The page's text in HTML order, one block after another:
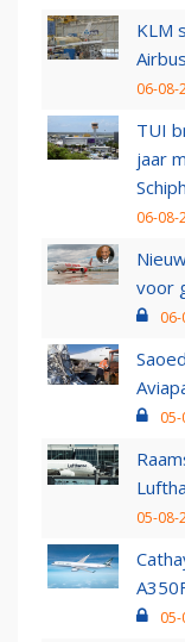
KLM
06-08-
TUI
jaar
06-08-
voor
05-08-